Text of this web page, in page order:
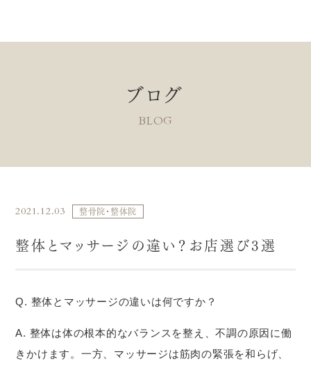
ブログ
BLOG
2021.12.03 整骨院・整体院
整体とマッサージの違い？お店選び3選
Q. 整体とマッサージの違いは何ですか？
A. 整体は体の根本的なバランスを整え、不調の原因に働
きかけます。一方、マッサージは筋肉の緊張を和らげ、